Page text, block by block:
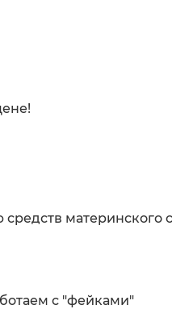
материнского
с "фейками"